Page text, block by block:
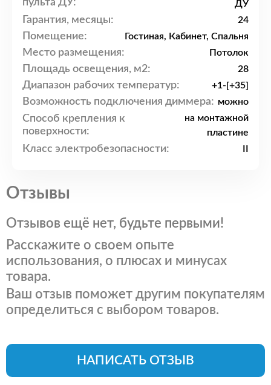
пульта ДУ:
ДУ
Гарантия, месяцы: 24
Помещение: Гостиная, Кабинет, Спальня
Место размещения: Потолок
Площадь освещения, м2: 28
Диапазон рабочих температур: +1-[+35]
Возможность подключения диммера: можно
Способ крепления к
поверхности:
на монтажной
пластине
Класс электробезопасности:
Отзывы
Отзывов ещё нет, будьте первыми!
Расскажите о своем опыте
использования, о плюсах и минусах
товара.
Ваш отзыв поможет другим покупателям
определиться с выбором товаров.
НАПИСАТЬ ОТЗЫВ